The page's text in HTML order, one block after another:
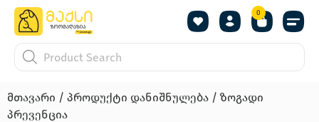
0
მთავარი / პროდუქტი დანიშნულება / ზოგადი
პრევენცია